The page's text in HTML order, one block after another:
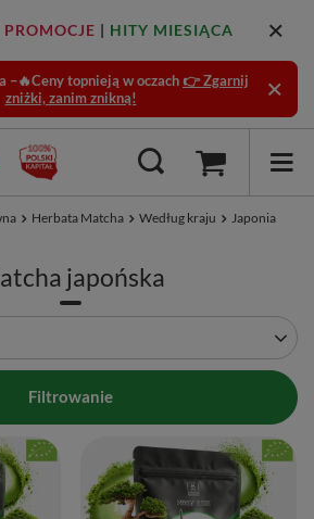
PROMOCJE | HITY MIESIĄCA
–🔥Ceny topnieją w oczach 👉 Zgarnij
zniżki, zanim znikną!
Herbata Matcha Według kraju Japonia
japońska
Filtrowanie